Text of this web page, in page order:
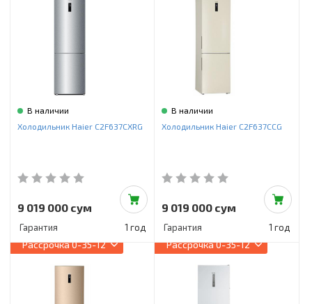
В наличии
Холодильник Haier C2F637CXRG
9 019 000 сум
Гарантия 1 год
В наличии
Холодильник Haier C2F637CCG
9 019 000 сум
Гарантия 1 год
Рассрочка0-35-12 Рассрочка0-35-12